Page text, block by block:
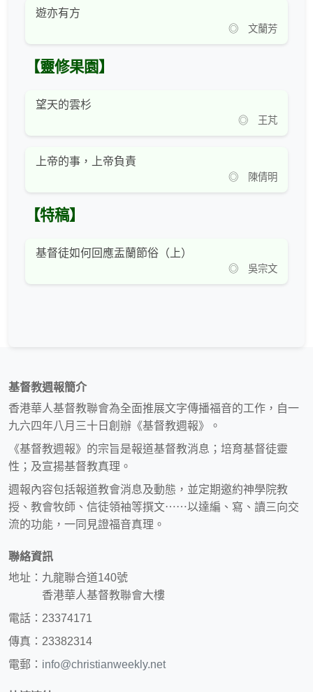
遊亦有方
◎ 文蘭芳
【靈修果園】
望天的雲杉
◎ 王芃
上帝的事，上帝負責
◎ 陳倩明
【特稿】
基督徒如何回應盂蘭節俗（上）
◎ 吳宗文
基督教週報簡介
香港華人基督教聯會為全面推展文字傳播福音的工作，自一
九六四年八月三十日創辦《基督教週報》。
《基督教週報》的宗旨是報道基督教消息；培育基督徒靈
性；及宣揚基督教真理。
週報內容包括報道教會消息及動態，並定期邀約神學院教
授、教會牧師、信徒領袖等撰文⋯⋯以達編、寫、讀三向交
流的功能，一同見證福音真理。
聯絡資訊
地址：九龍聯合道140號
香港華人基督教聯會大樓
電話：23374171
傳真：23382314
電郵： info@christianweekly.net